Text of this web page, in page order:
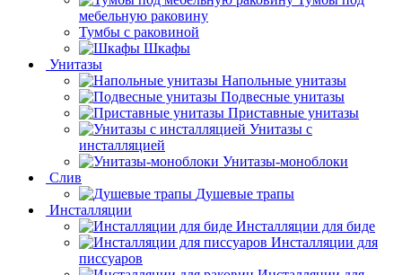
мебельную раковину
Тумбы с раковиной
Шкафы
Унитазы
Напольные унитазы
Подвесные унитазы
Приставные унитазы
Унитазы с
инсталляцией
Унитазы-моноблоки
Слив
Душевые трапы
Инсталляции
Инсталляции для биде
Инсталляции для
писсуаров